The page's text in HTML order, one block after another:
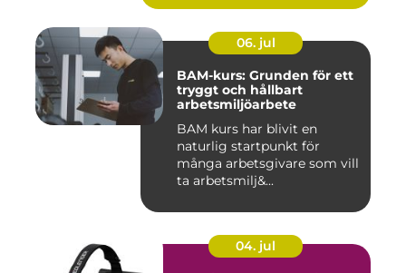
06. jul
BAM-kurs: Grunden för ett
tryggt och hållbart
arbetsmiljöarbete
BAM kurs har blivit en
naturlig startpunkt för
många arbetsgivare som vill
ta arbetsmilj&...
04. jul